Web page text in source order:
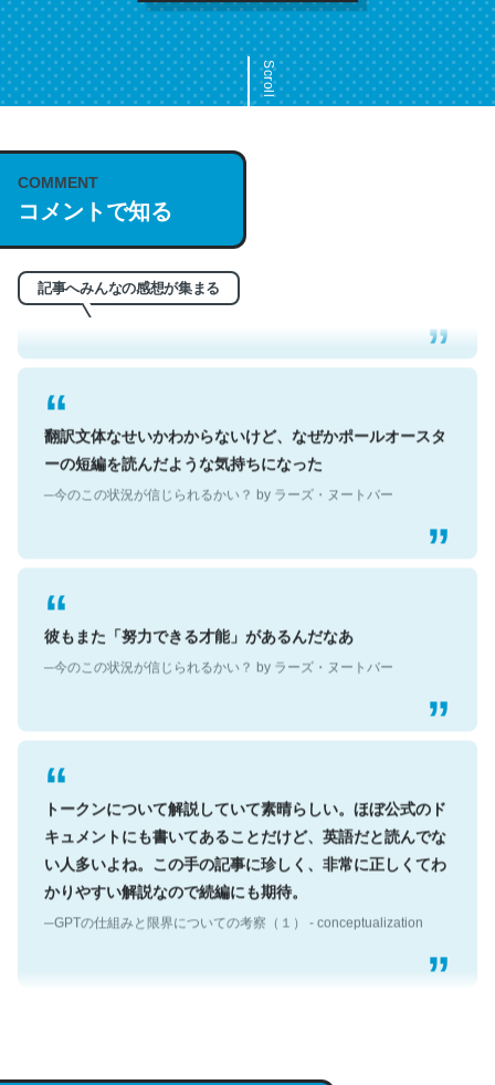
Scroll
COMMENT
コメントで知る
記事へみんなの感想が集まる
これは名文。彼はとてもクレバーなんだろうなと凄く思
う。英語少しでも読める人は原文もお勧め。自分はこの流
れ好き。Let’s Fucking Go. Then Covid hit. Shit.
─今のこの状況が信じられるかい？ by ラーズ・ヌートバー
翻訳文体なせいかわからないけど、なぜかポールオースタ
ーの短編を読んだような気持ちになった
彼もまた「努力できる才能」があるんだなあ
トークンについて解説していて素晴らしい。ほぼ公式のド
キュメントにも書いてあることだけど、英語だと読んでな
い人多いよね。この手の記事に珍しく、非常に正しくてわ
かりやすい解説なので続編にも期待。
説してる記事が少ないので貴重な良記事。/続編来た